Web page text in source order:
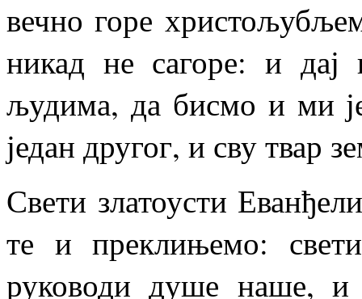
вечно горе
никад не сагоре: и дај
људима, да бисмо и ми
један другог, и сву твар
Свети златоусти
те и преклињемо:
руководи душе наше, и